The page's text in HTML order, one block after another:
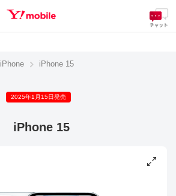
iPhone iPhone 15
2025年1月15日発売
iPhone 15